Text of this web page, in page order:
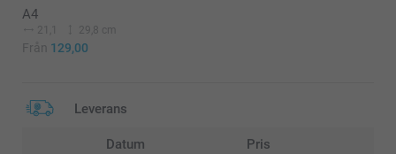
A4
21,1 29,8 cm
Från 129,00
Leverans
Datum Pris